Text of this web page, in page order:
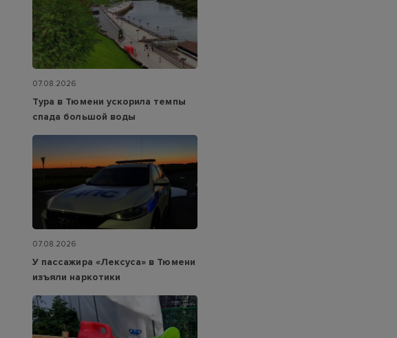
07.08.2026
Тура в Тюмени ускорила темпы
спада большой воды
07.08.2026
У пассажира «Лексуса» в Тюмени
изъяли наркотики